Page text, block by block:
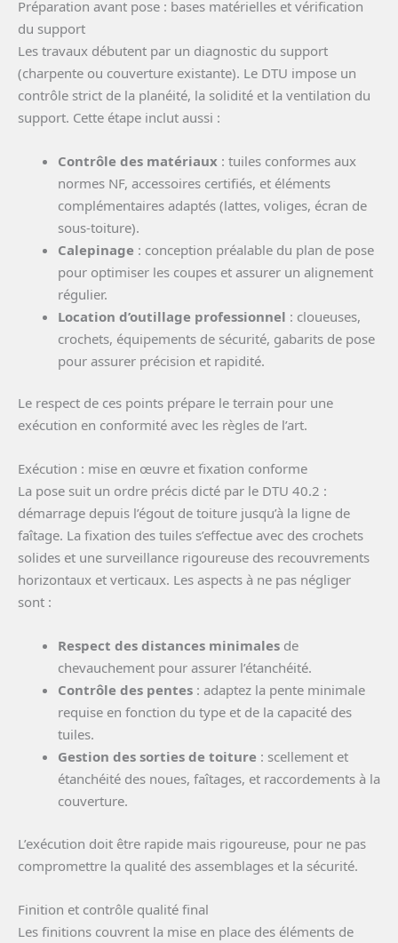
Préparation avant pose : bases matérielles et vérification
du support
Les travaux débutent par un diagnostic du support
(charpente ou couverture existante). Le DTU impose un
contrôle strict de la planéité, la solidité et la ventilation du
support. Cette étape inclut aussi :
Contrôle des matériaux : tuiles conformes aux
normes NF, accessoires certifiés, et éléments
complémentaires adaptés (lattes, voliges, écran de
sous-toiture).
Calepinage : conception préalable du plan de pose
pour optimiser les coupes et assurer un alignement
régulier.
Location d’outillage professionnel : cloueuses,
crochets, équipements de sécurité, gabarits de pose
pour assurer précision et rapidité.
Le respect de ces points prépare le terrain pour une
exécution en conformité avec les règles de l’art.
Exécution : mise en œuvre et fixation conforme
La pose suit un ordre précis dicté par le DTU 40.2 :
démarrage depuis l’égout de toiture jusqu’à la ligne de
faîtage. La fixation des tuiles s’effectue avec des crochets
solides et une surveillance rigoureuse des recouvrements
horizontaux et verticaux. Les aspects à ne pas négliger
sont :
Respect des distances minimales de
chevauchement pour assurer l’étanchéité.
Contrôle des pentes : adaptez la pente minimale
requise en fonction du type et de la capacité des
tuiles.
Gestion des sorties de toiture : scellement et
étanchéité des noues, faîtages, et raccordements à la
couverture.
L’exécution doit être rapide mais rigoureuse, pour ne pas
compromettre la qualité des assemblages et la sécurité.
Finition et contrôle qualité final
Les finitions couvrent la mise en place des éléments de